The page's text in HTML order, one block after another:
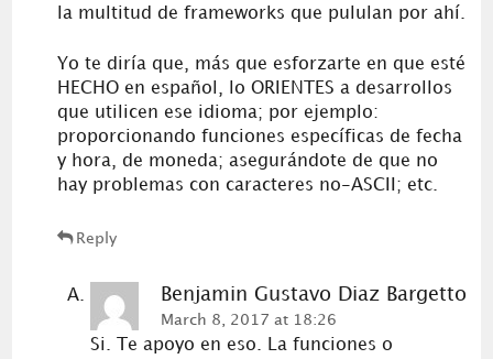
la multitud de frameworks que pululan por ahí.
Yo te diría que, más que esforzarte en que esté
HECHO en español, lo ORIENTES a desarrollos
que utilicen ese idioma; por ejemplo:
proporcionando funciones específicas de fecha
y hora, de moneda; asegurándote de que no
hay problemas con caracteres no-ASCII; etc.
Reply
Benjamin Gustavo Diaz Bargetto
March 8, 2017 at 18:26
Si. Te apoyo en eso. La funciones o